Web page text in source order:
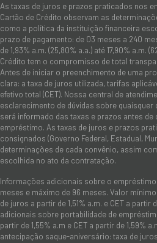
As taxas de juros e prazos praticados nos
Cartão de Crédito observam as
como a política da instituição financeira
prazo de pagamento: de 03 meses a 240
de 1,93% a.m. (25,80% a.a.) até 17,90% a.m.
Crédito tem o compromisso de total
Antes de iniciar o preenchimento de uma
clara: a taxa de juros utilizada, tarifas
efetivo total (CET). Nossa central de
esclarecimento de dúvidas sobre
será informado das taxas e prazos antes
empréstimo. As taxas de juros e prazos
consignados (Governo Federal, Estadual,
determinações de cada convênio, assim
escolhida no ato da contratação.
Informações adicionais sobre o
meses e máximo de 96 meses. Valor
de juros a partir de 1,51% a.m. e CET a partir
adicionais sobre portabilidade de
partir de 1,55% a.m e CET a partir de 1,59%
antecipação saque-aniversário: taxa de